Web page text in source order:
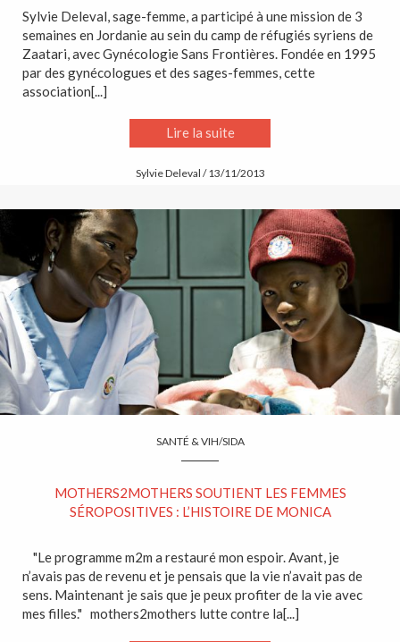
Sylvie Deleval, sage-femme, a participé à une mission de 3
semaines en Jordanie au sein du camp de réfugiés syriens de
Zaatari, avec Gynécologie Sans Frontières. Fondée en 1995
par des gynécologues et des sages-femmes, cette
association[...]
Lire la suite
Sylvie Deleval / 13/11/2013
SANTÉ & VIH/SIDA
MOTHERS2MOTHERS SOUTIENT LES FEMMES
SÉROPOSITIVES : L’HISTOIRE DE MONICA
"Le programme m2m a restauré mon espoir. Avant, je
n’avais pas de revenu et je pensais que la vie n’avait pas de
sens. Maintenant je sais que je peux profiter de la vie avec
mes filles." mothers2mothers lutte contre la[...]